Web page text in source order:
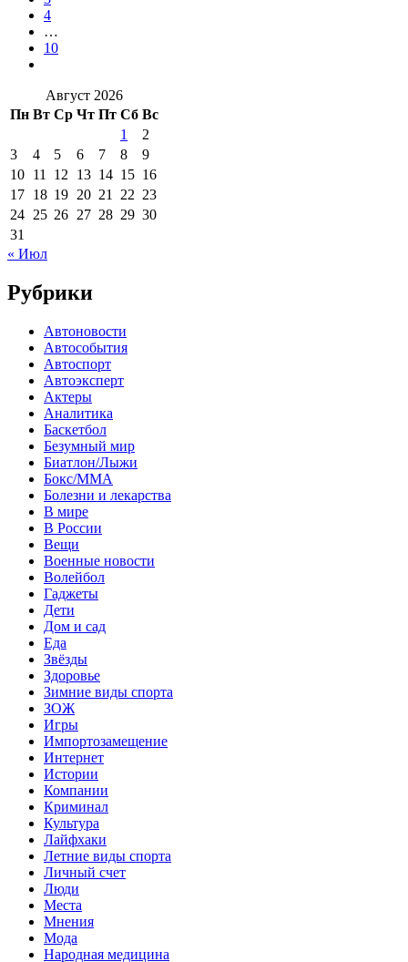
4
…
10
Август 2026
Пн Вт Ср Чт Пт Сб Вс
1
2
3
4 5 6 7 8
9
10 11 12 13 14 15 16
17 18 19 20 21 22 23
24 25 26 27 28 29 30
31
« Июл
Рубрики
Автоновости
Автособытия
Автоспорт
Автоэксперт
Актеры
Аналитика
Баскетбол
Безумный мир
Биатлон/Лыжи
Бокс/MMA
Болезни и лекарства
В мире
В России
Вещи
Военные новости
Волейбол
Гаджеты
Дети
Дом и сад
Еда
Звёзды
Здоровье
Зимние виды спорта
ЗОЖ
Игры
Импортозамещение
Интернет
Истории
Компании
Криминал
Культура
Лайфхаки
Летние виды спорта
Личный счет
Люди
Места
Мнения
Мода
Народная медицина